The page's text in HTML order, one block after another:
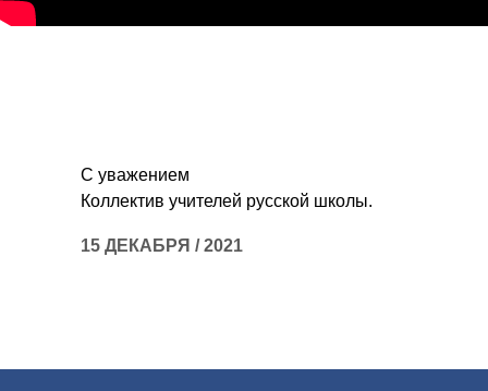
С уважением
Коллектив учителей русской школы.
15 ДЕКАБРЯ / 2021